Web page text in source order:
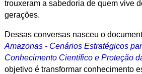
trouxeram a sabedoria de quem vive
gerações.
Dessas conversas nasceu o
Amazonas - Cenários Estratégicos
Conhecimento Científico e Proteção
objetivo é transformar conhecimento